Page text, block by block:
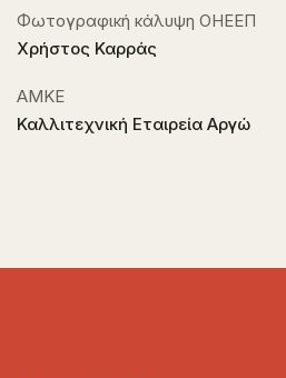
Φωτογραφική κάλυψη ΟΗΕΕΠ
Xρήστος Καρράς
ΑΜΚΕ
Καλλιτεχνική Εταιρεία Αργώ